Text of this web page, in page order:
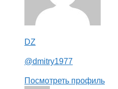
DZ
@dmitry1977
Посмотреть профиль